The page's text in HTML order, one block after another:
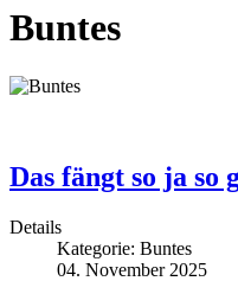
Buntes
Das fängt so ja so
Details
Kategorie: Buntes
04. November 2025